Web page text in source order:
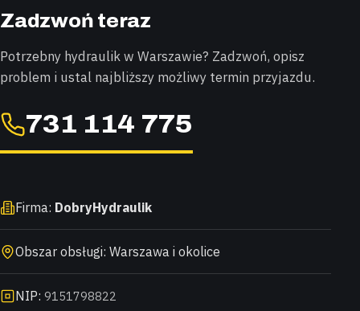
Zadzwoń teraz
Potrzebny hydraulik w Warszawie? Zadzwoń, opisz
problem i ustal najbliższy możliwy termin przyjazdu.
731 114 775
Firma: DobryHydraulik
Obszar obsługi: Warszawa i okolice
NIP: 9151798822